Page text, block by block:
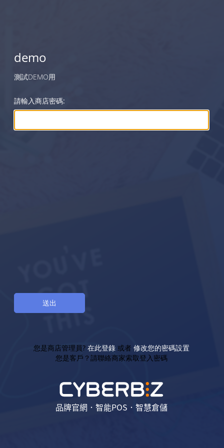
demo
測試DEMO用
請輸入商店密碼:
您是商店管理員? 在此登錄 或者 修改您的密碼設置
您是客戶？請聯絡商家索取登入密碼